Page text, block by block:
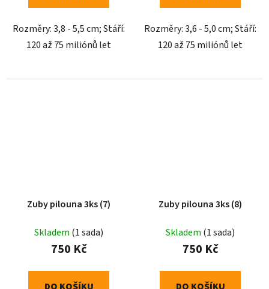
Rozměry: 3,8 - 5,5 cm; Stáří:
120 až 75 miliónů let
Rozměry: 3,6 - 5,0 cm; Stáří:
120 až 75 miliónů let
Zuby pilouna 3ks (7)
Skladem (1 sada)
750 Kč
Zuby pilouna 3ks (8)
Skladem (1 sada)
750 Kč